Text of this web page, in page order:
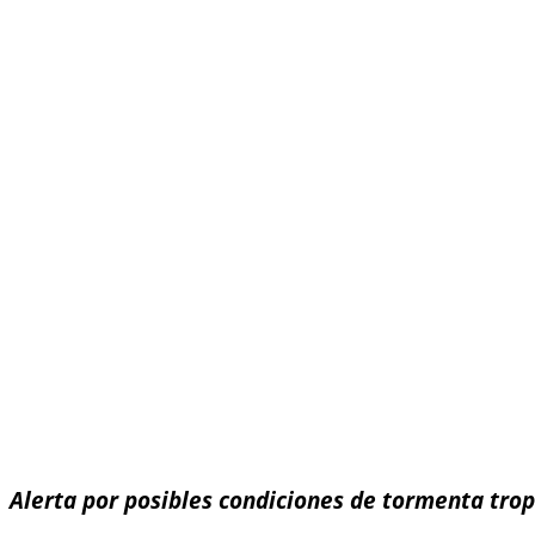
Alerta por posibles condiciones de tormenta